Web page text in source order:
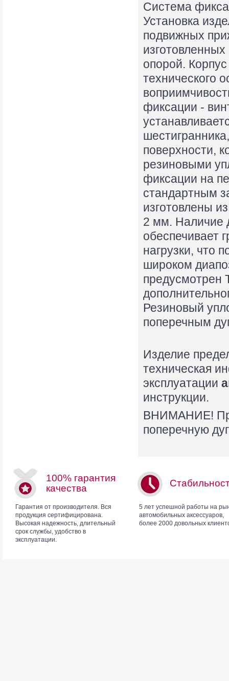
Система
Установка
подвижных
опорой.
технического
фиксации -
поверхности,
резиновыми
фиксации на
стандартным
изготовлены
2 мм. Наличие
обеспечивает
нагрузки, что
широком
предусмотрен
Резиновый
поперечным
Изделие
техническая
эксплуатации
инструкции.
ВНИМАНИЕ!
поперечную
100% гарантия
качества
Гарантия от производителя. Вся
продукция сертифицирована.
Высокая надежность, длительный
срок службы, удобство в
эксплуатации.
5 лет успешной работы на
автомобильных аксессуаров,
более 2000 довольных